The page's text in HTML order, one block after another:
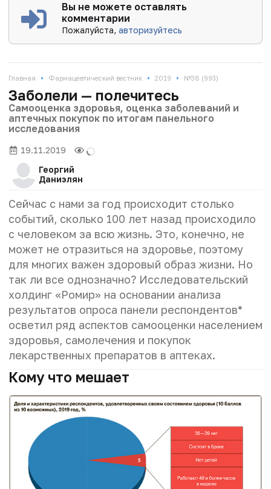
Вы не можете оставлять
комментарии
Пожалуйста,авторизуйтесь
Главная • Фармацевтический вестник • 2019 • №38 (993)
Заболели — полечитесь
Самооценка здоровья, оценка заболеваний и
аптечных покупок по итогам панельного
исследования
19.11.2019
Георгий
Даниэлян
Сейчас с нами за год происходит столько
событий, сколько 100 лет назад происходило
с человеком за всю жизнь. Это, конечно, не
может не отразиться на здоровье, поэтому
для многих важен здоровый образ жизни. Но
так ли все однозначно? Исследовательский
холдинг «Ромир» на основании анализа
результатов опроса панели респондентов*
осветил ряд аспектов самооценки населением
здоровья, самолечения и покупок
лекарственных препаратов в аптеках.
Кому что мешает